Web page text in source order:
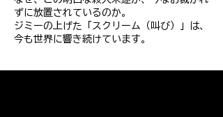
ずに放置されているのか。
ジミーの上げた「スクリーム（叫び）」は、
今も世界に響き続けています。